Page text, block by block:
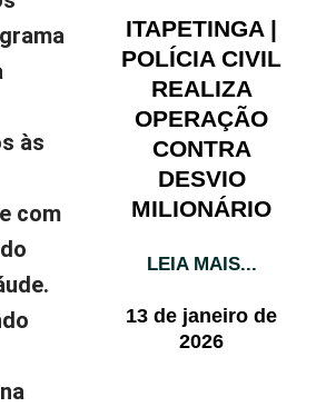
às
com
ITAPETINGA |
POLÍCIA CIVIL
REALIZA
OPERAÇÃO
CONTRA
DESVIO
MILIONÁRIO
LEIA MAIS...
13 de janeiro de
2026